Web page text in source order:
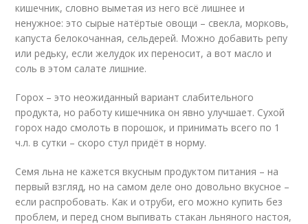
кишечник, словно выметая из него всё лишнее и
ненужное: это сырые натёртые овощи – свекла, морковь,
капуста белокочанная, сельдерей. Можно добавить репу
или редьку, если желудок их переносит, а вот масло и
соль в этом салате лишние.
Горох – это неожиданный вариант слабительного
продукта, но работу кишечника он явно улучшает. Сухой
горох надо смолоть в порошок, и принимать всего по 1
ч.л. в сутки – скоро стул придёт в норму.
Семя льна не кажется вкусным продуктом питания – на
первый взгляд, но на самом деле оно довольно вкусное –
если распробовать. Как и отруби, его можно купить без
проблем, и перед сном выпивать стакан льняного настоя,